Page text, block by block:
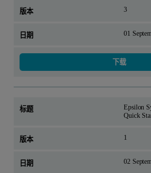
3
01
下载
Epsilon
Quick
1
02